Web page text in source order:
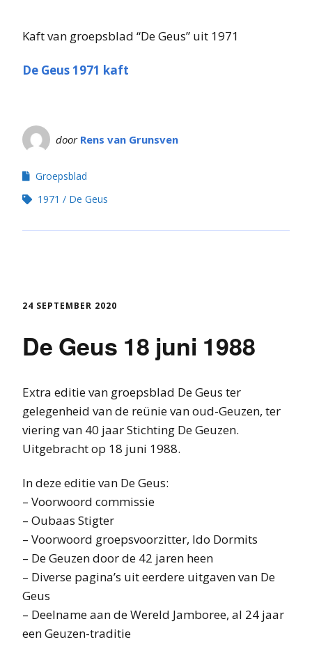
Kaft van groepsblad “De Geus” uit 1971
De Geus 1971 kaft
door Rens van Grunsven
Groepsblad
1971
De Geus
24 SEPTEMBER 2020
De Geus 18 juni 1988
Extra editie van groepsblad De Geus ter
gelegenheid van de reünie van oud-Geuzen, ter
viering van 40 jaar Stichting De Geuzen.
Uitgebracht op 18 juni 1988.
In deze editie van De Geus:
– Voorwoord commissie
– Oubaas Stigter
– Voorwoord groepsvoorzitter, Ido Dormits
– De Geuzen door de 42 jaren heen
– Diverse pagina’s uit eerdere uitgaven van De
Geus
– Deelname aan de Wereld Jamboree, al 24 jaar
een Geuzen-traditie